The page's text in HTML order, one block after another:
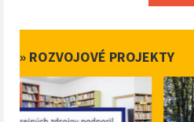
» ROZVOJOVÉ PROJEKTY